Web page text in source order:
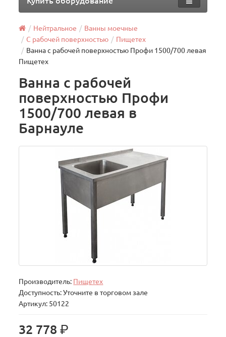
Нейтральное
Ванны моечные
С рабочей поверхностью
Пищетех
Ванна с рабочей поверхностью Профи 1500/700 левая
Пищетех
Ванна с рабочей
поверхностью Профи
1500/700 левая в
Барнауле
Производитель: Пищетех
Доступность: Уточните в торговом зале
Артикул: 50122
32 778р.